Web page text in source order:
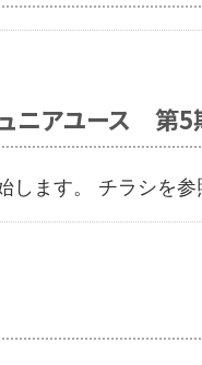
ニアユース 第5
します。 チラシを